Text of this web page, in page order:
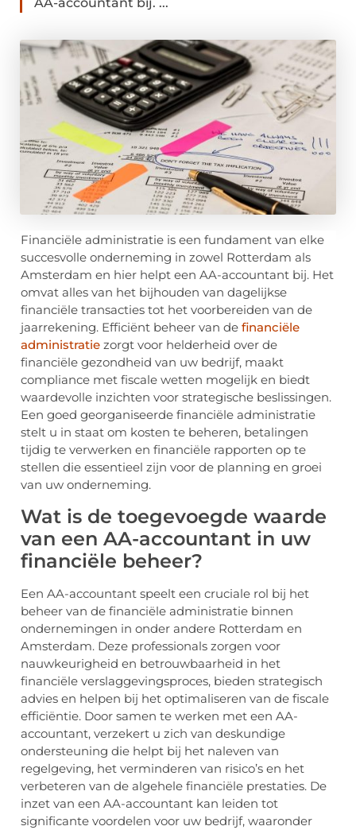
Financiële administratie is een fundament van elke
succesvolle onderneming in zowel Rotterdam als
Amsterdam en hier helpt een AA-accountant bij. Het
omvat alles van het bijhouden van dagelijkse
financiële transacties tot het voorbereiden van de
jaarrekening. Efficiënt beheer van de financiële
administratie zorgt voor helderheid over de
financiële gezondheid van uw bedrijf, maakt
compliance met fiscale wetten mogelijk en biedt
waardevolle inzichten voor strategische beslissingen.
Een goed georganiseerde financiële administratie
stelt u in staat om kosten te beheren, betalingen
tijdig te verwerken en financiële rapporten op te
stellen die essentieel zijn voor de planning en groei
van uw onderneming.
Wat is de toegevoegde waarde
van een AA-accountant in uw
financiële beheer?
Een AA-accountant speelt een cruciale rol bij het
beheer van de financiële administratie binnen
ondernemingen in onder andere Rotterdam en
Amsterdam. Deze professionals zorgen voor
nauwkeurigheid en betrouwbaarheid in het
financiële verslaggevingsproces, bieden strategisch
advies en helpen bij het optimaliseren van de fiscale
efficiëntie. Door samen te werken met een AA-
accountant, verzekert u zich van deskundige
ondersteuning die helpt bij het naleven van
regelgeving, het verminderen van risico’s en het
verbeteren van de algehele financiële prestaties. De
inzet van een AA-accountant kan leiden tot
significante voordelen voor uw bedrijf, waaronder